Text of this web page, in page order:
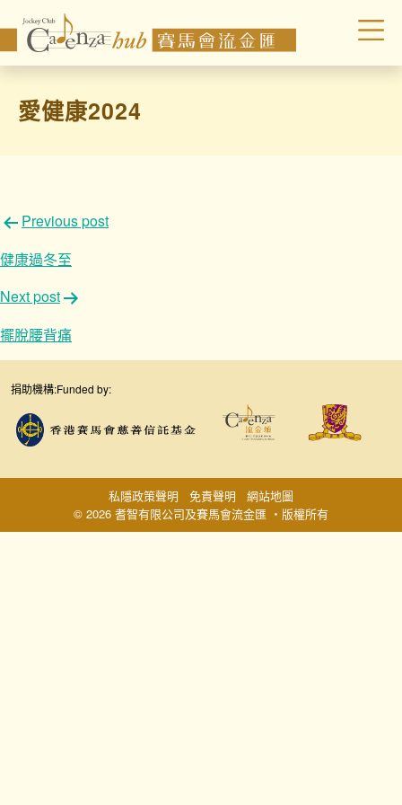
愛健康2024
文
章
導
覽
Previous post
健康過冬至
Next post
擺脫腰背痛
捐助機構:Funded by:
© 2026 耆智有限公司及賽馬會流金匯 ‧版權所有
私隱政策聲明 免責聲明 網站地圖